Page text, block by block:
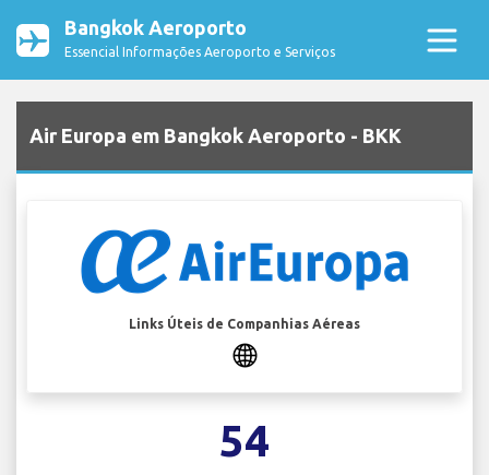
Bangkok Aeroporto
Essencial Informações Aeroporto e Serviços
Air Europa em Bangkok Aeroporto - BKK
Links Úteis de Companhias Aéreas
54